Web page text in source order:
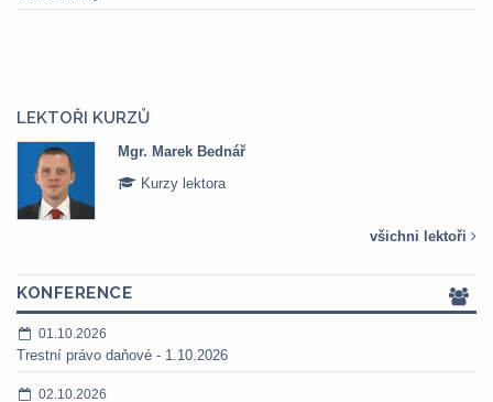
LEKTOŘI KURZŮ
Mgr. Marek Bednář
Kurzy lektora
všichni lektoři
KONFERENCE
01.10.2026
Trestní právo daňové - 1.10.2026
02.10.2026